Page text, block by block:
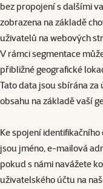
bez propojení s dalšími
zobrazena na základě
uživatelů na webových
V rámci segmentace
přibližné geografické
Tato data jsou sbírána
obsahu na základě vaší
Ke spojení
jsou jméno, e-mailová
pokud s námi navážete
uživatelského účtu na